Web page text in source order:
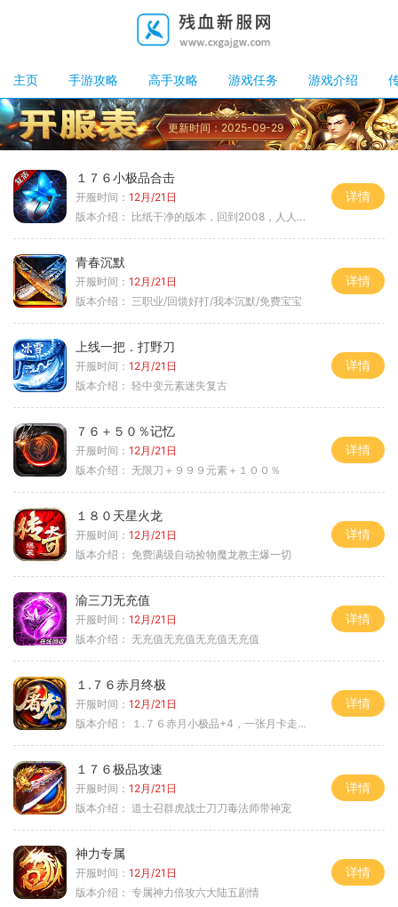
主页 手游攻略 高手攻略 游戏任务 游戏介绍
更新时间：2025-09-29
１７６小极品合击
开服时间： 12月/21日
版本介绍： 比纸干净的版本，回到2008，人人平等
详情
青春沉默
开服时间： 12月/21日
版本介绍： 三职业/回馈好打/我本沉默/免费宝宝
详情
上线一把．打野刀
开服时间： 12月/21日
版本介绍： 轻中变元素迷失复古
详情
７６＋５０％记忆
开服时间： 12月/21日
版本介绍： 无限刀＋９９９元素＋１００％
详情
１８０天星火龙
开服时间： 12月/21日
版本介绍： 免费满级自动捡物魔龙教主爆一切
详情
渝三刀无充值
开服时间： 12月/21日
版本介绍： 无充值无充值无充值无充值
详情
１.７６赤月终极
开服时间： 12月/21日
版本介绍：
１.７６赤月小极品+4，一张月卡走天涯c
详情
１７６极品攻速
开服时间： 12月/21日
版本介绍： 道士召群虎战士刀刀毒法师带神宠
详情
神力专属
开服时间： 12月/21日
版本介绍： 专属神力倍攻六大陆五剧情
详情